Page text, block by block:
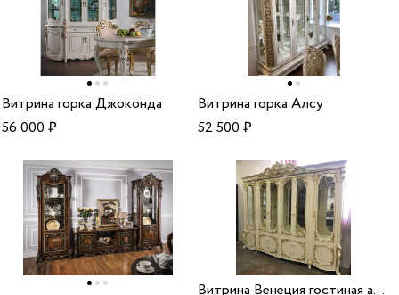
Витрина горка Джоконда
56 000₽
Витрина горка Алсу
52 500₽
Витрина Венеция гостиная арида